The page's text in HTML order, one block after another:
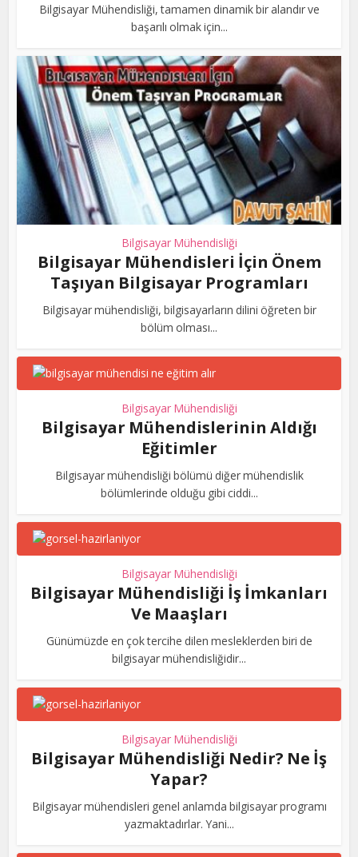
Bilgisayar Mühendisliği, tamamen dinamik bir alandır ve
başarılı olmak için...
Bilgisayar Mühendisliği
Bilgisayar Mühendisleri İçin Önem
Taşıyan Bilgisayar Programları
Bilgisayar mühendisliği, bilgisayarların dilini öğreten bir
bölüm olması...
Bilgisayar Mühendisliği
Bilgisayar Mühendislerinin Aldığı
Eğitimler
Bilgisayar mühendisliği bölümü diğer mühendislik
bölümlerinde olduğu gibi ciddi...
Bilgisayar Mühendisliği
Bilgisayar Mühendisliği İş İmkanları
Ve Maaşları
Günümüzde en çok tercihe dilen mesleklerden biri de
bilgisayar mühendisliğidir...
Bilgisayar Mühendisliği
Bilgisayar Mühendisliği Nedir? Ne İş
Yapar?
Bilgisayar mühendisleri genel anlamda bilgisayar programı
yazmaktadırlar. Yani...